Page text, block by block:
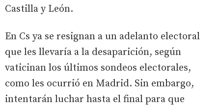
Castilla y León.
En Cs ya se resignan a un adelanto electoral
que les llevaría a la desaparición, según
vaticinan los últimos sondeos electorales,
como les ocurrió en Madrid. Sin embargo,
intentarán luchar hasta el final para que